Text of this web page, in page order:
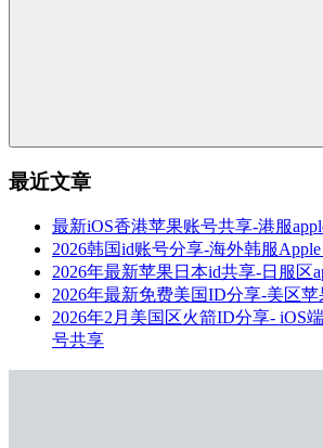
最近文章
最新iOS香港苹果账号共享-港服
2026韩国id账号分享-海外韩服
2026年最新苹果日本id共享-日服区
2026年最新免费美国ID分享-美区
2026年2月美国区火箭ID分享- iOS
号共享